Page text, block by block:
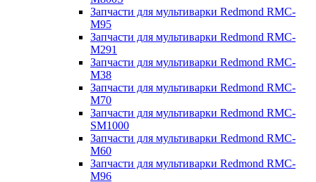
Запчасти для мультиварки Redmond RMC-
M95
Запчасти для мультиварки Redmond RMC-
M291
Запчасти для мультиварки Redmond RMC-
M38
Запчасти для мультиварки Redmond RMC-
M70
Запчасти для мультиварки Redmond RMC-
SM1000
Запчасти для мультиварки Redmond RMC-
M60
Запчасти для мультиварки Redmond RMC-
M96